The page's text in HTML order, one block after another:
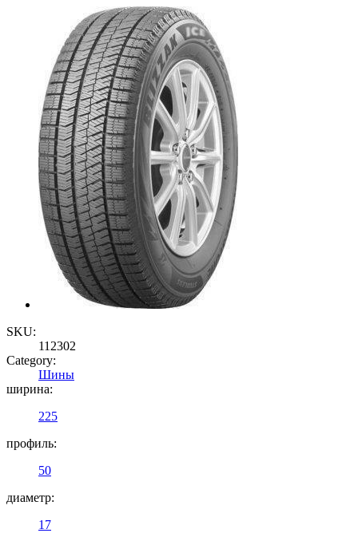
SKU:
112302
Category:
Шины
ширина:
225
профиль:
50
диаметр:
17